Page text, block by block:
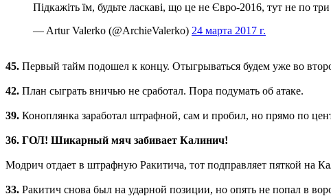
Підкажіть їм, будьте ласкаві, що це не Євро-2016, тут не по
— Artur Valerko (@ArchieValerko) 24 марта 2017 г.
45. Первый тайм подошел к концу. Отыгрываться будем уже во
42. План сыграть вничью не сработал. Пора подумать об атаке.
39. Коноплянка заработал штрафной, сам и пробил, но прямо по
36. ГОЛ! Шикарный мяч забивает Калинич!
Модрич отдает в штрафную Ракитича, тот подправляет пяткой на
33. Ракитич снова был на ударной позиции, но опять не попал в